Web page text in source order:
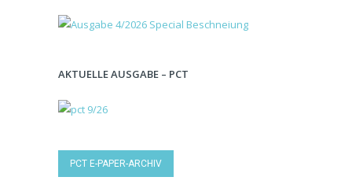
AKTUELLE AUSGABE – PCT
PCT E-PAPER-ARCHIV